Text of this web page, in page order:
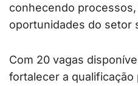
conhecendo processos,
oportunidades do setor
Com 20 vagas
fortalecer a qualificação